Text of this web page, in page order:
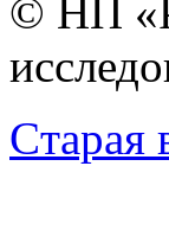
© НП
Cтарая